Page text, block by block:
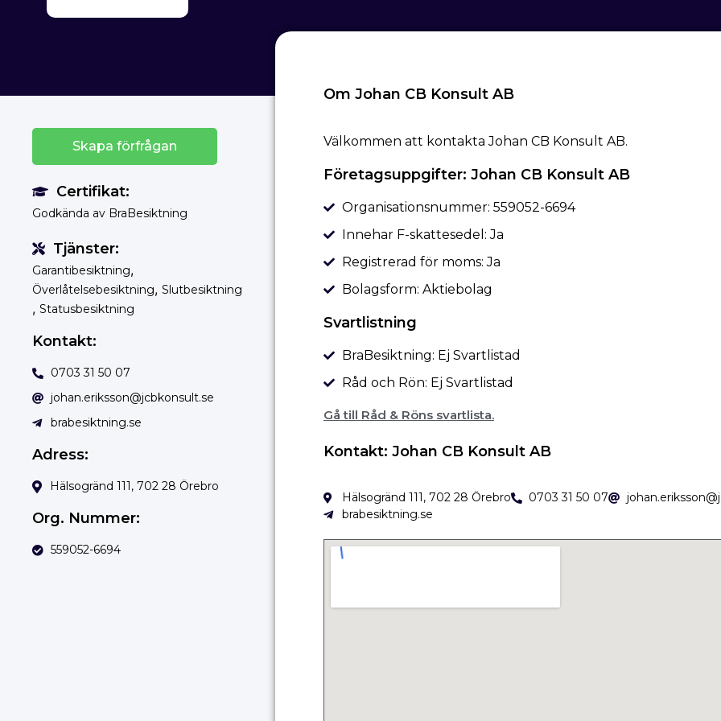
Skapa förfrågan
Certifikat:
Godkända av BraBesiktning
Tjänster:
Garantibesiktning,
Överlåtelsebesiktning, Slutbesiktning
, Statusbesiktning
Kontakt:
0703 31 50 07
johan.eriksson@jcbkonsult.se
brabesiktning.se
Adress:
Hälsogränd 111, 702 28 Örebro
Org. Nummer:
559052-6694
Om Johan CB Konsult AB
Välkommen att kontakta Johan CB Konsult AB.
Företagsuppgifter: Johan CB Konsult AB
Organisationsnummer: 559052-6694
Innehar F-skattesedel: Ja
Registrerad för moms: Ja
Bolagsform: Aktiebolag
Svartlistning
BraBesiktning: Ej Svartlistad
Råd och Rön: Ej Svartlistad
Gå till Råd & Röns svartlista.
Kontakt: Johan CB Konsult AB
Hälsogränd 111, 702 28 Örebro 0703 31 50 07
brabesiktning.se